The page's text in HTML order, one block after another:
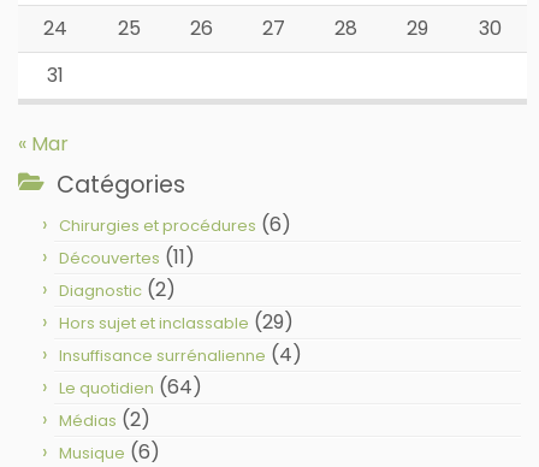
24
25 26 27 28 29
30
31
« Mar
Catégories
Chirurgies et procédures (6)
Découvertes (11)
Diagnostic (2)
Hors sujet et inclassable (29)
Insuffisance surrénalienne (4)
Le quotidien (64)
Médias (2)
Musique (6)